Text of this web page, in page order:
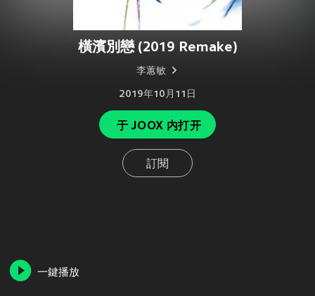
橫濱別戀 (2019 Remake)
李蕙敏
2019年10月11日
于 JOOX 内打开
訂閱
一鍵播放